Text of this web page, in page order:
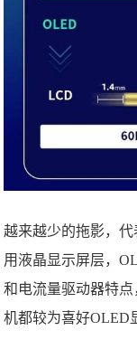
越来越少的拖影，
用液晶显示屏层，
和电流量驱动器特
机都较为喜好OLED